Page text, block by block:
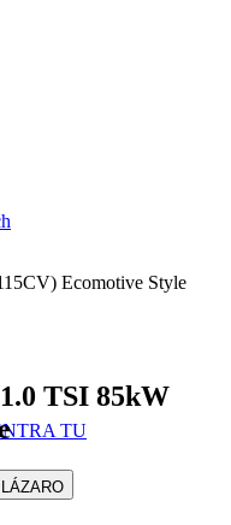
TU
Ecomotive Style
TSI 85kW